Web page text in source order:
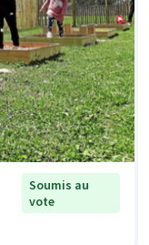
Soumis au
vote